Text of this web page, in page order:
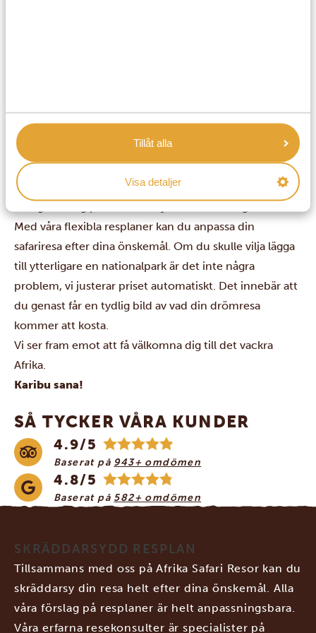
Tillåt alla
Visa detaljer
Välkommen att läsavåra omdömen från tidigare
kunder på Google
Kom igång med din resa
För att göra det enkelt att planera har vi tagit fram flera
Med våra flexibla resplaner kan du anpassa din
safariresa efter dina önskemål. Om du skulle vilja lägga
till ytterligare en nationalpark är det inte några
problem, vi justerar priset automatiskt. Det innebär att
du genast får en tydlig bild av vad din drömresa
kommer att kosta.
Vi ser fram emot att få välkomna dig till det vackra
Afrika.
Karibu sana!
SÅ TYCKER VÅRA KUNDER
4.9/5
Baserat på 943+ omdömen
4.8/5
Baserat på 582+ omdömen
SKRÄDDARSYDD RESPLAN
Tillsammans med oss på Afrika Safari Resor kan du
skräddarsy din resa helt efter dina önskemål. Alla
våra förslag på resplaner är helt anpassningsbara.
Våra erfarna resekonsulter är specialister på